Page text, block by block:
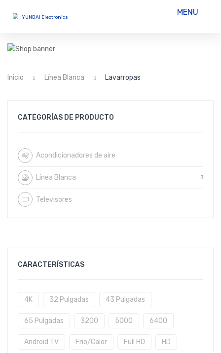
MENU
SERVICIO TÉCNICO
Inicio Línea Blanca Lavarropas
CATEGORÍAS DE PRODUCTO
Acondicionadores de aire
Línea Blanca
Televisores
CARACTERÍSTICAS
4K 32 Pulgadas 43 Pulgadas
65 Pulgadas 3200 5000 6400
Android TV Frio/Calor Full HD HD